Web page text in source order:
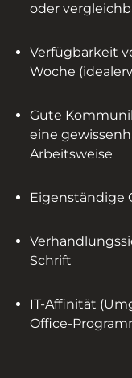
oder
Verfügbarkeit
Woche
Gute
eine
Arbeitsweise
Eigenständige
Schrift
IT-Affinität
Office-